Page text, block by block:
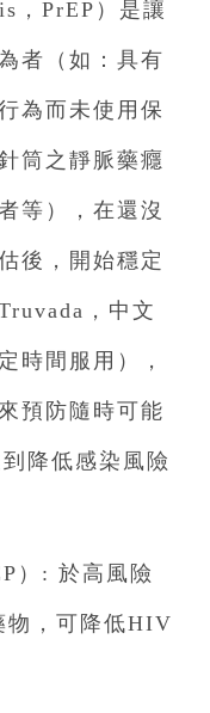
，PrEP）是讓
者（如：具有
為而未使用保
筒之靜脈藥癮
等），在還沒
後，開始穩定
，中文
時間服用），
預防隨時可能
降低感染風險
）: 於高風險
物，可降低HIV